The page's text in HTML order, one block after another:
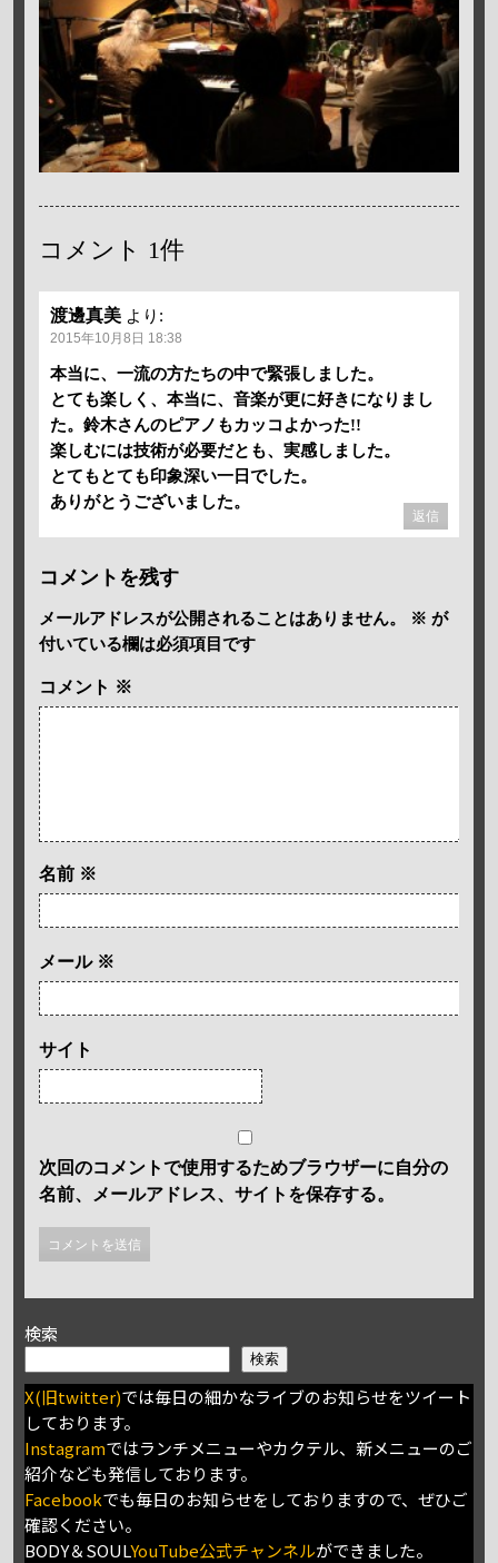
コメント 1件
渡邊真美 より:
2015年10月8日 18:38
本当に、一流の方たちの中で緊張しました。
とても楽しく、本当に、音楽が更に好きになりまし
た。鈴木さんのピアノもカッコよかった!!
楽しむには技術が必要だとも、実感しました。
とてもとても印象深い一日でした。
ありがとうございました。
返信
コメントを残す
メールアドレスが公開されることはありません。 ※ が
付いている欄は必須項目です
コメント ※
名前 ※
メール ※
サイト
次回のコメントで使用するためブラウザーに自分の
名前、メールアドレス、サイトを保存する。
検索
検索
X(旧twitter)では毎日の細かなライブのお知らせをツイート
しております。
Instagramではランチメニューやカクテル、新メニューのご
紹介なども発信しております。
Facebookでも毎日のお知らせをしておりますので、ぜひご
確認ください。
BODY＆SOULYouTube公式チャンネルができました。